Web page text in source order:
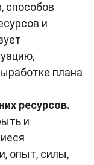
способов
и
плана
ресурсов.
и
опыт, силы,